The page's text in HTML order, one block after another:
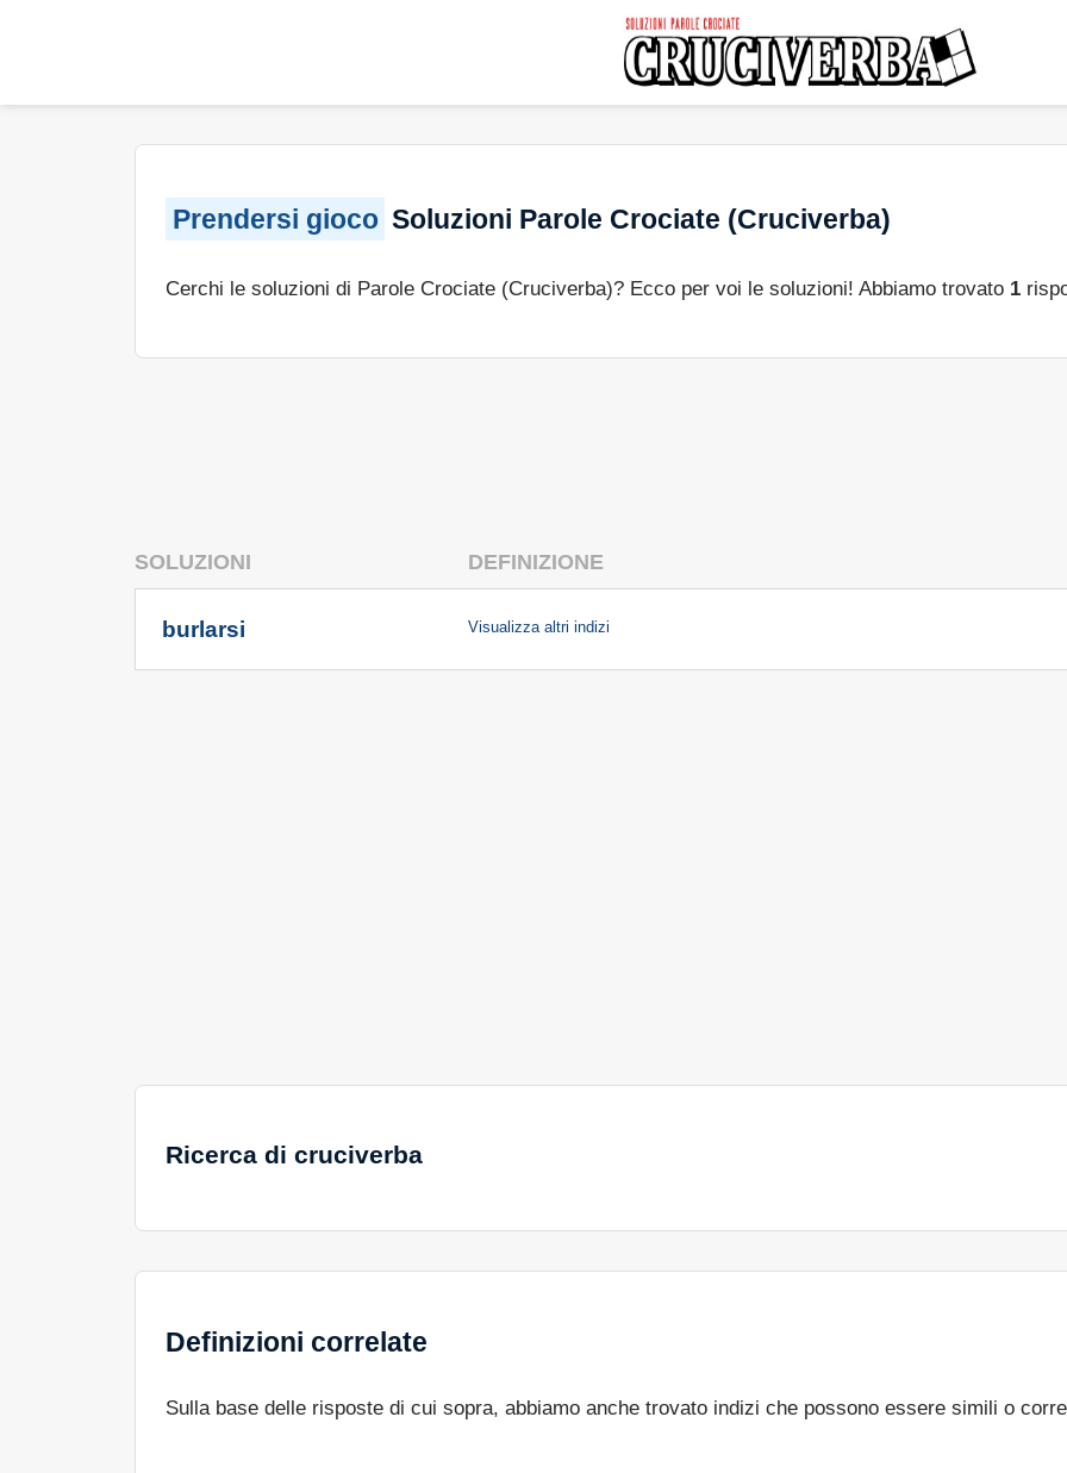
Prendersi gioco Soluzioni Parole Crociate (Cruciverba)
Cerchi le soluzioni di Parole Crociate (Cruciverba)? Ecco per voi le soluzioni! Abbiamo trovato 1
SOLUZIONI DEFINIZIONE
burlarsi Visualizza altri indizi
Ricerca di cruciverba
Definizioni correlate
Sulla base delle risposte di cui sopra, abbiamo anche trovato indizi che possono essere simili o